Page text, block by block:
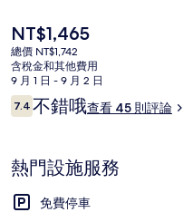
目
前
的
價
格
是
NT$1,465
總價 NT$1,742
含稅金和其他費用
9 月 1 日 - 9 月 2 日
評
論
7.47.4 分，滿分 10 分，
不錯哦查看 45 則評論
熱門設施服務
免費停車